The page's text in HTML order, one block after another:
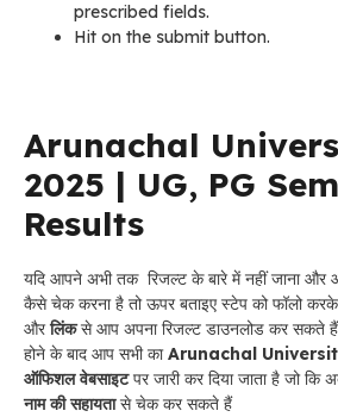
prescribed fields.
Hit on the submit button.
Arunachal
2025 | UG, PG
Results
यदि आपने अभी तक रिजल्ट के बारे में नहीं जाना और
कैसे चेक करना है तो ऊपर बताइए स्टेप को फॉलो करके
औरलिंकसे आप अपना रिजल्ट डाउनलोड कर सकते हैं
होने के बाद आप सभी काArunachal
ऑफिशल वेबसाइटपर जारी कर दिया जाता है जो कि
नाम की सहायतासे चेक कर सकते हैं